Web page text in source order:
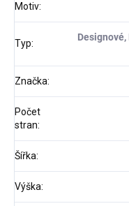
Motiv:
Typ:
Značka:
Počet
stran:
Šířka:
Výška: